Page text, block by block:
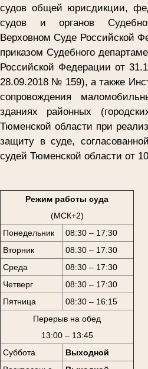
судов общей юрисдикции,
судов и органов
Верховном Суде Российской
приказом Судебного
Российской Федерации от
28.09.2018 № 159), а также
сопровождения
зданиях районных
Тюменской области при
защиту в суде,
судей Тюменской области от
Режим работы суда
(МСК+2)
Понедельник
08:30 – 17:30
Вторник
08:30 – 17:30
Среда
08:30 – 17:30
Четверг
08:30 – 17:30
Пятница
08:30 – 16:15
Перерыв на обед
13:00 – 13:45
Суббота
Выходной